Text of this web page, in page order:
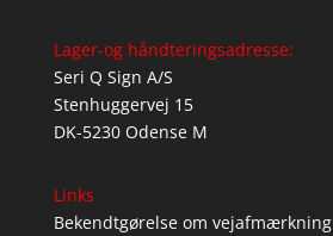
Lager-og håndteringsadresse:
Seri Q Sign A/S
Stenhuggervej 15
DK-5230 Odense M
Links
Bekendtgørelse om vejafmærkning